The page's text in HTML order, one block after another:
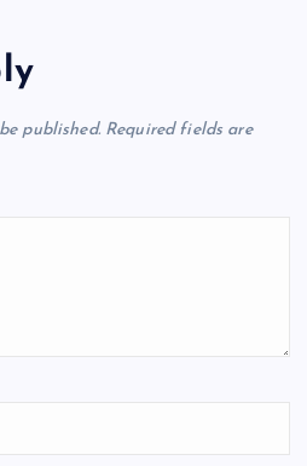
published. Required fields are